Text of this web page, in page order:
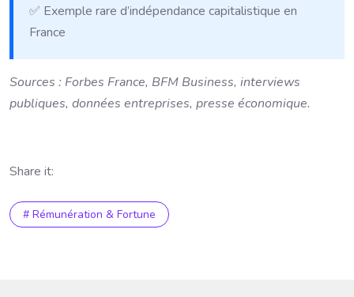
✅ Exemple rare d’indépendance capitalistique en
France
Sources : Forbes France, BFM Business, interviews
publiques, données entreprises, presse économique.
Share it:
# Rémunération & Fortune